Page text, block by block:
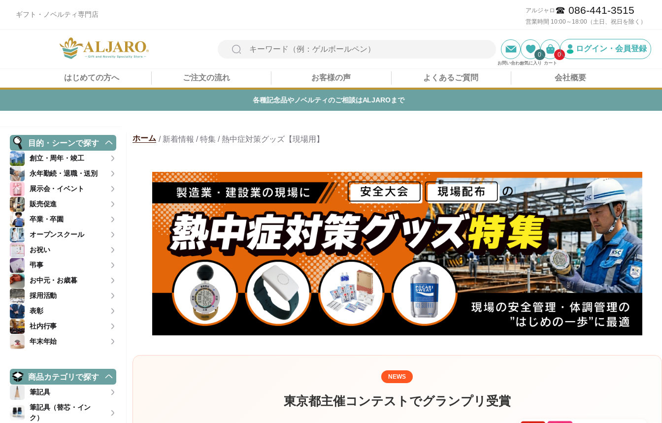
ギフト・ノベルティ専門店 アルジャロ ☎ 086-441-3515
営業時間 10:00～18:00（土日、祝日を除く）
お問い合わせ
0
お気に入り
0
カート
ログイン・会員登録
はじめての方へ ご注文の流れ お客様の声 よくあるご質問 会社概要
企業PRの販促品オリジナル商品までご予算に合わせてご提案いたします
目的・シーンで探す
創立・周年・竣工
永年勤続・退職・送別
展示会・イベント
販売促進
卒業・卒園
オープンスクール
お祝い
弔事
お中元・お歳暮
採用活動
表彰
社内行事
年末年始
商品カテゴリで探す
筆記具
筆記具（替芯・イン
ク）
ホーム / 新着情報 / 特集 / 熱中症対策グッズ【現場用】
NEWS
東京都主催コンテストでグランプリ受賞